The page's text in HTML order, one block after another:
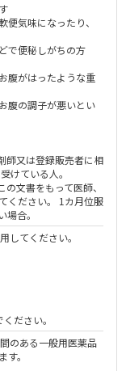
便気味になったり、
で便秘しがちの方
腹がはったような重
腹の調子が悪いとい
師又は登録販売者に相
けている人。
文書をもって医師、
ください。 1カ月位服
合。
してください。
ださい。
のある一般用医薬品
。